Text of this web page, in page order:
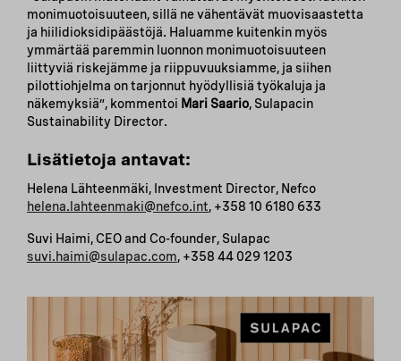
monimuotoisuuteen, sillä ne vähentävät muovisaastetta
ja hiilidioksidipäästöjä. Haluamme kuitenkin myös
ymmärtää paremmin luonnon monimuotoisuuteen
liittyviä riskejämme ja riippuvuuksiamme, ja siihen
pilottiohjelma on tarjonnut hyödyllisiä työkaluja ja
näkemyksiä”, kommentoi Mari Saario, Sulapacin
Sustainability Director.
Lisätietoja antavat:
Helena Lähteenmäki, Investment Director, Nefco
helena.lahteenmaki@nefco.int, +358 10 6180 633
Suvi Haimi, CEO and Co-founder, Sulapac
suvi.haimi@sulapac.com, +358 44 029 1203